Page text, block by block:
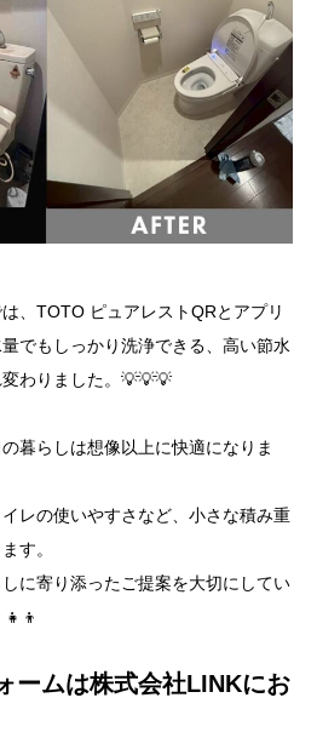
、TOTO ピュアレストQRとアプリ
でもしっかり洗浄できる、高い節水
わりました。💡💡💡
暮らしは想像以上に快適になりま
レの使いやすさなど、小さな積み重
す。
に寄り添ったご提案を大切にしてい
ームは株式会社LINKにお